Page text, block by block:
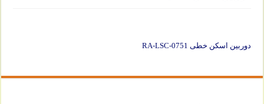
دوربین اسکن خطی RA-LSC-0751